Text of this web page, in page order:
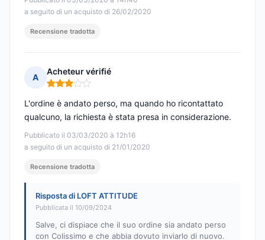
a seguito di un acquisto di 26/02/2020
Recensione tradotta
A
Acheteur vérifié
Nota: 3 su 5
Pubblicato il 03/03/2020 à 12h16
a seguito di un acquisto di 21/01/2020
L'ordine è andato perso, ma quando ho ricontattato
qualcuno, la richiesta è stata presa in considerazione.
Recensione tradotta
Risposta di LOFT ATTITUDE
Pubblicata il 10/09/2024
Salve, ci dispiace che il suo ordine sia andato perso
con Colissimo e che abbia dovuto inviarlo di nuovo.